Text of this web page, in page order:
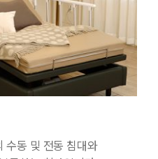
수동 및 전동 침대와